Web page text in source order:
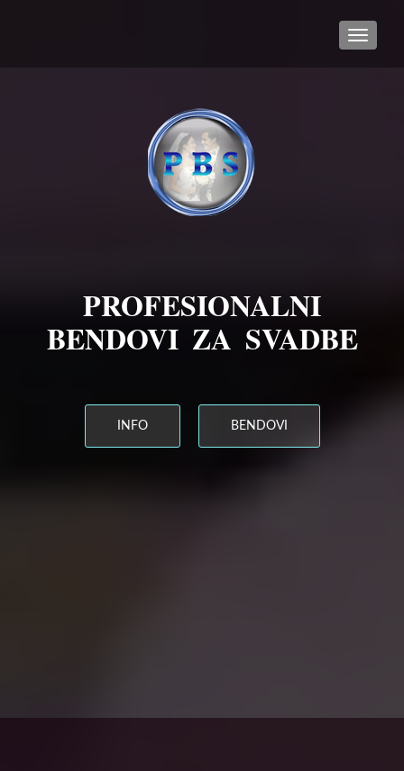
PROFESIONALNI
BENDOVI ZA SVADBE
INFO BENDOVI